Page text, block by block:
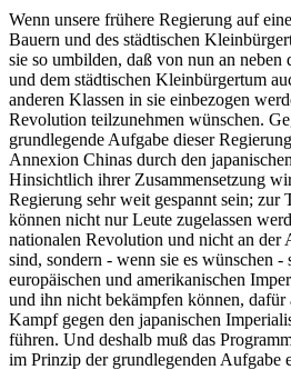
Wenn unsere frühere Regierung auf
Bauern und des städtischen
sie so umbilden, daß von nun an neben
und dem städtischen Kleinbürgertum
anderen Klassen in sie einbezogen
Revolution teilzunehmen wünschen.
grundlegende Aufgabe dieser
Annexion Chinas durch den
Hinsichtlich ihrer Zusammensetzung
Regierung sehr weit gespannt sein; zur
können nicht nur Leute zugelassen
nationalen Revolution und nicht an der
sind, sondern - wenn sie es wünschen
europäischen und amerikanischen
und ihn nicht bekämpfen können, dafür
Kampf gegen den japanischen
führen. Und deshalb muß das
im Prinzip der grundlegenden Aufgabe